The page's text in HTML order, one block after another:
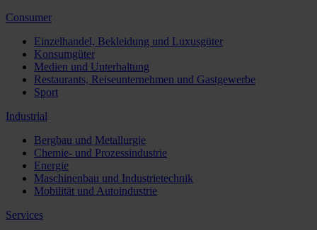
Consumer
Einzelhandel, Bekleidung und Luxusgüter
Konsumgüter
Medien und Unterhaltung
Restaurants, Reiseunternehmen und Gastgewerbe
Sport
Industrial
Bergbau und Metallurgie
Chemie- und Prozessindustrie
Energie
Maschinenbau und Industrietechnik
Mobilität und Autoindustrie
Services